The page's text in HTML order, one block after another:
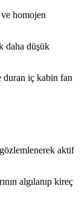
homojen
daha düşük
duran iç kabin fan
aktif
algılanıp kireç